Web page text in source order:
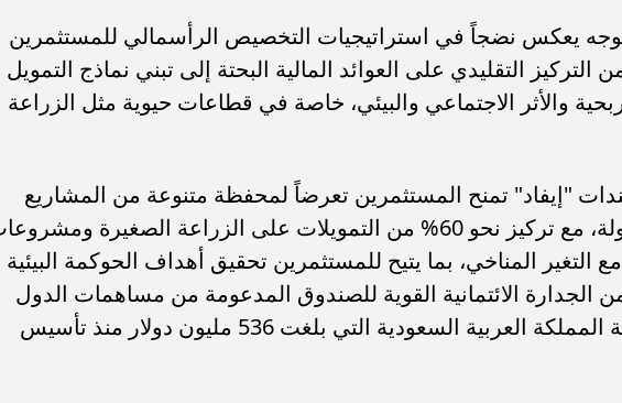
يعكس نضجاً في استراتيجيات التخصيص الرأسمالي للمستثمرين
التقليدي على العوائد المالية البحتة إلى تبني نماذج التمويل
والأثر الاجتماعي والبيئي، خاصة في قطاعات حيوية مثل الزراعة
"إيفاد" تمنح المستثمرين تعرضاً لمحفظة متنوعة من المشاريع
التنموية في أكثر من 90 دولة، مع تركيز نحو 60% من التمويلات على الزراعة الصغيرة
التغير المناخي، بما يتيح للمستثمرين تحقيق أهداف الحوكمة البيئية
من الجدارة الائتمانية القوية للصندوق المدعومة من مساهمات الدول
الأعضاء، ومن بينها مساهمة المملكة العربية السعودية التي بلغت 536 مليون دولار منذ تأسيس